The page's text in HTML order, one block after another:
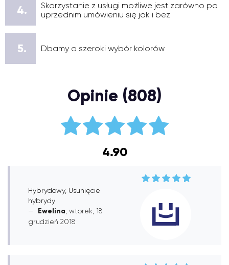
4.
Skorzystanie z usługi możliwe jest zarówno po
uprzednim umówieniu się jak i bez
5. Dbamy o szeroki wybór kolorów
Opinie (808)
4.90
Hybrydowy, Usunięcie
hybrydy
Ewelina , wtorek, 18
grudzień 2018